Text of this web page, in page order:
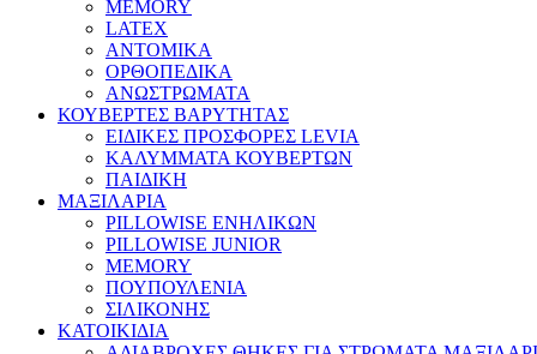
MEMORY
LATEX
ΑΝΤΟΜΙΚΑ
ΟΡΘΟΠΕΔΙΚΑ
ΑΝΩΣΤΡΩΜΑΤΑ
ΚΟΥΒΕΡΤΕΣ ΒΑΡΥΤΗΤΑΣ
ΕΙΔΙΚΕΣ ΠΡΟΣΦΟΡΕΣ LEVIA
ΚΑΛΥΜΜΑΤΑ ΚΟΥΒΕΡΤΩΝ
ΠΑΙΔΙΚΗ
ΜΑΞΙΛΑΡΙΑ
PILLOWISE ΕΝΗΛΙΚΩΝ
PILLOWISE JUNIOR
MEMORY
ΠΟΥΠΟΥΛΕΝΙΑ
ΣΙΛΙΚΟΝΗΣ
ΚΑΤΟΙΚΙΔΙΑ